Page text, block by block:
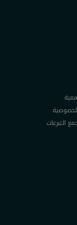
التبرعات